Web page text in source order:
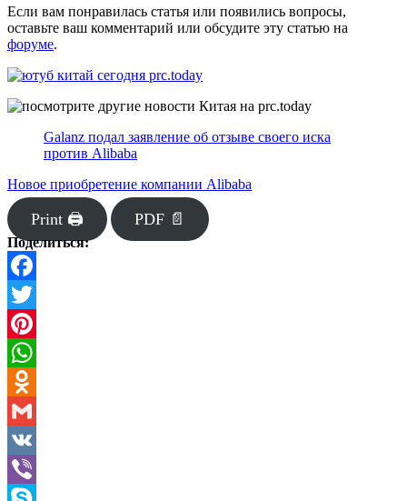
Если вам понравилась статья или появились вопросы,
оставьте ваш комментарий или обсудите эту статью на
форуме.
Galanz подал заявление об отзыве своего иска
против Alibaba
Новое приобретение компании Alibaba
Print 🖨 PDF 📄
Поделиться:
Facebook
Twitter
Pinterest
WhatsApp
Odnoklassniki
Gmail
VK
Viber